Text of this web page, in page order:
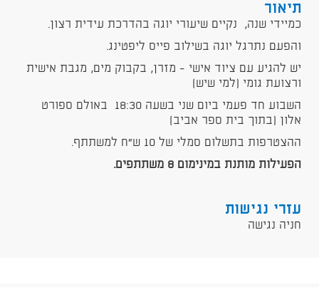
תיאור
כמיידי שנה, נקיים שיעורי יוגה בהדרכת עידית רצון.
והפעם נתרגל יוגה בשילוב פייס ליפטינג.
יש להגיע עם ציוד אישי - מזרן, בקבוק מים, מגבת אישית
ורצועת גומי (למי שיש)
השבוע חד פעמי ביום שני בשעה 18:30 באולם ספורט
אלון (בתוך בית ספר אביב)
ההצטרפות בתשלום סמלי של 10 ש"ח למשתתף.
הפעילות מותנת במינימום 8 משתתפים.
עזרי נגישות
חניה נגישה